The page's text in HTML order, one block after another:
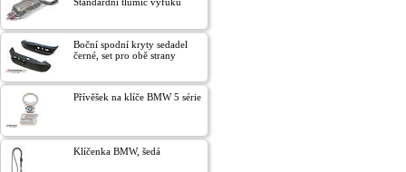
Boční spodní kryty sedadel
černé, set pro obě strany
Přívěšek na klíče BMW 5 série
Klíčenka BMW, šedá